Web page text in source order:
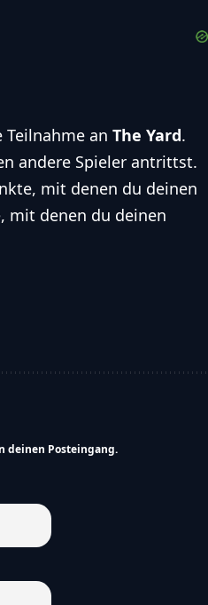
an The Yard.
andere Spieler antrittst.
mit denen du deinen
mit denen du deinen
deinen Posteingang.